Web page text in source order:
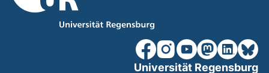
unsere Facebook-Seite
unsere Instagram-
unsere YouTube-
unsereunsere
Universität Regensburg